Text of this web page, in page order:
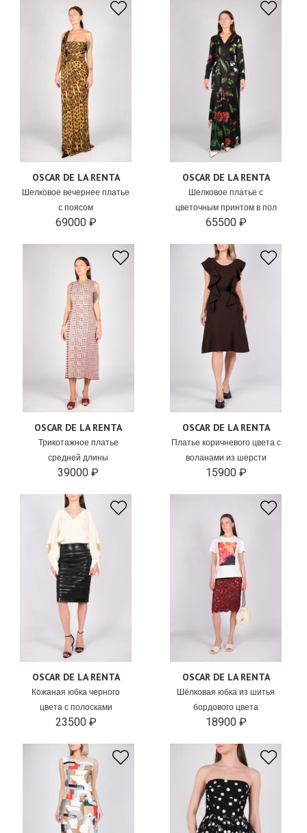
OSCAR DE LA RENTA
Шелковое вечернее платье
с поясом
69000 ₽
OSCAR DE LA RENTA
Шелковое платье с
цветочным принтом в пол
65500 ₽
OSCAR DE LA RENTA
Трикотажное платье
средней длины
39000 ₽
OSCAR DE LA RENTA
Платье коричневого цвета с
воланами из шерсти
15900 ₽
OSCAR DE LA RENTA
Кожаная юбка черного
цвета с полосками
23500 ₽
OSCAR DE LA RENTA
Шёлковая юбка из шитья
бордового цвета
18900 ₽